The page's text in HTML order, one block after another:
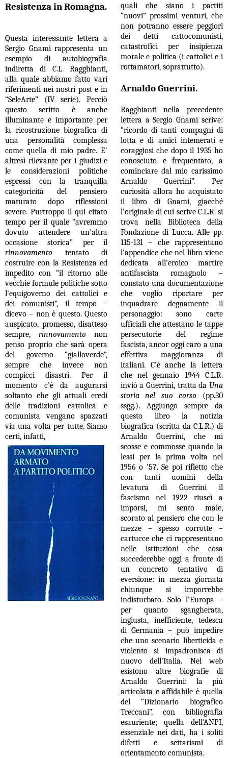
Resistenza in Romagna.
Questa interessante lettera a
Sergio Gnami rappresenta un
esempio di autobiografia
indiretta di C.L. Ragghianti,
alla quale abbiamo fatto vari
riferimenti nei nostri post e in
“SeleArte” (IV serie). Perciò
questo scritto è anche
illuminante e importante per
la ricostruzione biografica di
una personalità complessa
come quella di mio padre. E'
altresì rilevante per i giudizi e
le considerazioni politiche
espressi con la tranquilla
categoricità del pensiero
maturato dopo riflessioni
severe. Purtroppo il qui citato
tempo per il quale “avremmo
dovuto attendere un'altra
occasione storica” per il
rinnovamento tentato di
costruire con la Resistenza ed
impedito con “il ritorno alle
vecchie formule politiche sotto
l'equigoverno dei cattolici e
dei comunisti”, il tempo –
dicevo – non è questo. Questo
auspicato, promesso, disatteso
sempre,rinnovamentonon
penso proprio che sarà opera
del governo “gialloverde”,
sempre che invece non
compicci disastri. Per il
momento c'è da augurarsi
soltanto che gli attuali eredi
delle tradizioni cattolica e
comunista vengano spazzati
via una volta per tutte. Siamo
certi, infatti,
quali che siano i partiti
“nuovi” prossimi venturi, che
non potranno essere peggiori
dei detti cattocomunisti,
catastrofici per insipienza
morale e politica (i cattolici e i
rottamatori, soprattutto).
Arnaldo Guerrini.
Ragghianti nella precedente
lettera a Sergio Gnami scrive:
“ricordo di tanti compagni di
lotta e di amici intemerati e
coraggiosi che dopo il 1935 ho
conosciuto e frequentato, a
cominciare dal mio carissimo
Arnaldo Guerrini”. Per
curiosità allora ho acquistato
il libro di Gnami, giacché
l'originale di cui scrive C.L.R. si
trova nella Biblioteca della
Fondazione di Lucca. Alle pp.
115-131 – che rappresentano
l'appendice che nel libro viene
dedicata all'eroico martire
antifascista romagnolo –
constato una documentazione
che voglio riportare per
inquadrare degnamente il
personaggio: sono carte
ufficiali che attestano le tappe
persecutorie del regime
fascista, ancor oggi caro a una
effettiva maggioranza di
italiani. C'è anche la lettera
che nel gennaio 1944 C.L.R.
inviò a Guerrini, tratta da Una
storia nel suo corso (pp.30
ssgg.). Aggiungo sempre da
questo libro la notizia
biografica (scritta da C.L.R.) di
Arnaldo Guerrini, che mi
scosse e commosse quando la
lessi per la prima volta nel
1956 o '57. Se poi rifletto che
con tanti uomini della
levatura di Guerrini il
fascismo nel 1922 riuscì a
imporsi, mi sento male,
scorato al pensiero che con le
mezze – spesso corrotte –
cartucce che ci rappresentano
nelle istituzioni che cosa
succederebbe oggi a fronte di
un concreto tentativo di
eversione: in mezza giornata
chiunque si imporrebbe
indisturbato. Solo l'Europa –
per quanto sgangherata,
ingiusta, inefficiente, tedesca
di Germania – può impedire
che uno scenario liberticida e
violento si impadronisca di
nuovo dell'Italia. Nel web
esistono altre biografie di
Arnaldo Guerrini: la più
articolata e affidabile è quella
del “Dizionario biografico
Treccani”, con bibliografia
esauriente; quella dell'ANPI,
essenziale nei dati, ha i soliti
difetti e settarismi di
orientamento comunista.